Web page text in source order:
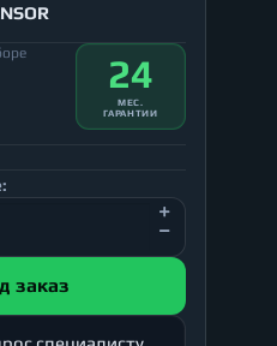
24
МЕС.
ГАРАНТИИ
заказ